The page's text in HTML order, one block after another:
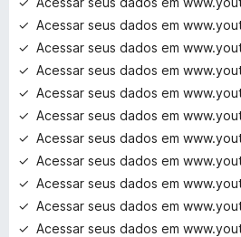
Acessar seus dados em
Acessar seus dados em
Acessar seus dados em
Acessar seus dados em
Acessar seus dados em
Acessar seus dados em
Acessar seus dados em
Acessar seus dados em
Acessar seus dados em
Acessar seus dados em